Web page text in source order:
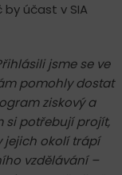
účast v SIA
jsme se ve
pomohly dostat
ziskový a
si potřebují projít,
jejich okolí trápí
vzdělávání –